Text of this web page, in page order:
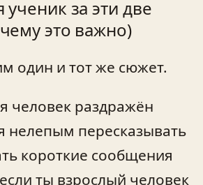
ученик за эти две
это важно)
один и тот же сюжет.
человек раздражён
нелепым пересказывать
короткие сообщения
ты взрослый человек